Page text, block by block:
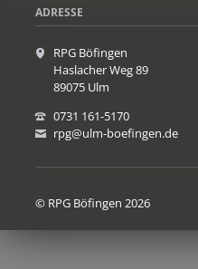
ADRESSE
RPG Böfingen
Haslacher Weg 89
89075 Ulm
0731 161-5170
rpg@ulm-boefingen.de
© RPG Böfingen 2026